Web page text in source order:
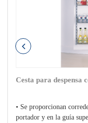
Cesta para despensa
• Se proporcionan
portador y en la guía